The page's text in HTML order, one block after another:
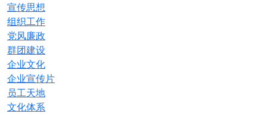
宣传思想
组织工作
党风廉政
群团建设
企业文化
企业宣传片
员工天地
文化体系